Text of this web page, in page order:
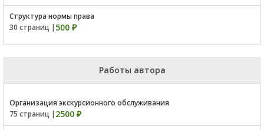
Структура нормы права
30 страниц | 500 ₽
Работы автора
Организация экскурсионного обслуживания
75 страниц | 2500 ₽